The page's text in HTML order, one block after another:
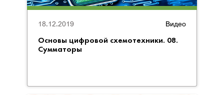
Видео
Основы цифровой схемотехники. 08.
Сумматоры
18.12.2019